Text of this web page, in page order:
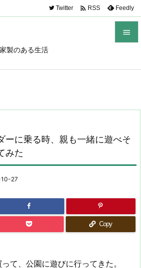
製のある生活

次へ
検索
Twitter  RSS Feedly
ーに乗る時、親も一緒に遊べそ
みた
27
Copy
て、公園に遊びに行ってきた。